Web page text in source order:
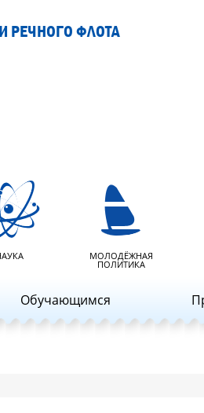
РЕЧНОГО ФЛОТА
МОЛОДЁЖНАЯ
ПОЛИТИКА
Обучающимся